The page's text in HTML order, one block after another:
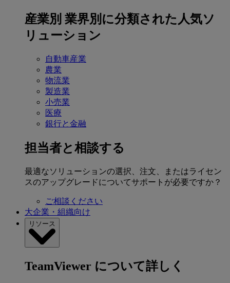
産業別 業界別に分類された人気ソ
リューション
自動車産業
農業
物流業
製造業
小売業
医療
銀行と金融
担当者と相談する
最適なソリューションの選択、注文、またはライセン
スのアップグレードについてサポートが必要ですか？
ご相談ください
大企業・組織向け
リソース
TeamViewer について詳しく